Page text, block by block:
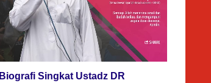
Biografi Singkat Ustadz DR